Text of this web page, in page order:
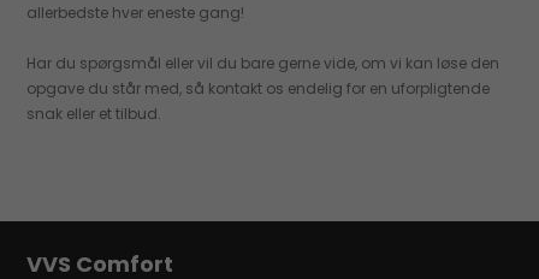
allerbedste hver eneste gang!
Har du spørgsmål eller vil du bare gerne vide, om vi kan løse den
opgave du står med, så kontakt os endelig for en uforpligtende
snak eller et tilbud.
VVS Comfort